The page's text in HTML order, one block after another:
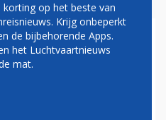
op het beste van
Krijg onbeperkt
de bijbehorende Apps.
het Luchtvaartnieuws
mat.